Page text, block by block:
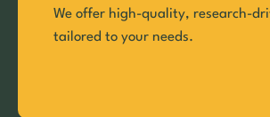
We offer high-quality, research-
tailored to your needs.